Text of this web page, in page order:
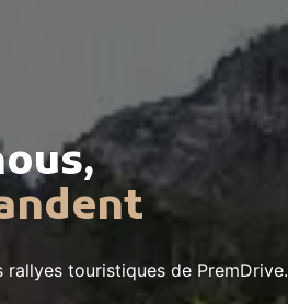
touristiques de PremDrive.